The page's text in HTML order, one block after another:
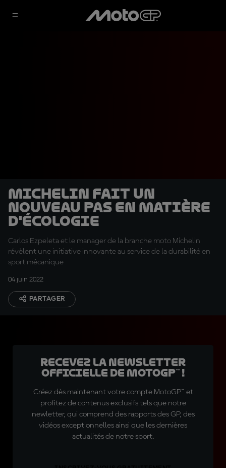
Michelin fait un
nouveau pas en matière
d'écologie
Carlos Ezpeleta et le manager de la branche moto Michelin
révèlent une initiative innovante au service de la durabilité en
sport mécanique
04 juin 2022
PARTAGER
Recevez la Newsletter
officielle de MotoGP™ !
Créez dès maintenant votre compte MotoGP™ et
profitez de contenus exclusifs tels que notre
newletter, qui comprend des rapports des GP, des
vidéos exceptionnelles ainsi que les dernières
actualités de notre sport.